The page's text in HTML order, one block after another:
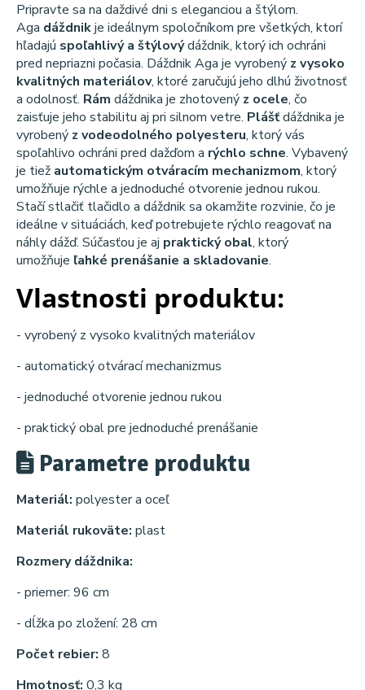
Pripravte sa na daždivé dni s eleganciou a štýlom.
Aga dáždnikje ideálnym spoločníkom pre všetkých, ktorí
hľadajú spoľahlivý a štýlovýdáždnik, ktorý ich ochráni
pred nepriazni počasia. Dáždnik Aga je vyrobený z vysoko
kvalitných materiálov, ktoré zaručujú jeho dlhú životnosť
a odolnosť. Rám dáždnika je zhotovený z ocele, čo
zaisťuje jeho stabilitu aj pri silnom vetre. Plášťdáždnika je
vyrobený z vodeodolného polyesteru, ktorý vás
spoľahlivo ochráni pred dažďom a rýchlo schne. Vybavený
je tiež automatickým otváracím mechanizmom, ktorý
umožňuje rýchle a jednoduché otvorenie jednou rukou.
Stačí stlačiť tlačidlo a dáždnik sa okamžite rozvinie, čo je
ideálne v situáciách, keď potrebujete rýchlo reagovať na
náhly dážď. Súčasťou je aj praktický obal, ktorý
umožňuje ľahké prenášanie a skladovanie.
Vlastnosti produktu:
- vyrobený z vysoko kvalitných materiálov
- automatický otvárací mechanizmus
- jednoduché otvorenie jednou rukou
- praktický obal pre jednoduché prenášanie
Parametre produktu
Materiál: polyester a oceľ
Materiál rukoväte: plast
Rozmery dáždnika:
- priemer: 96 cm
- dĺžka po zložení: 28 cm
Počet rebier: 8
Hmotnosť: 0,3 kg